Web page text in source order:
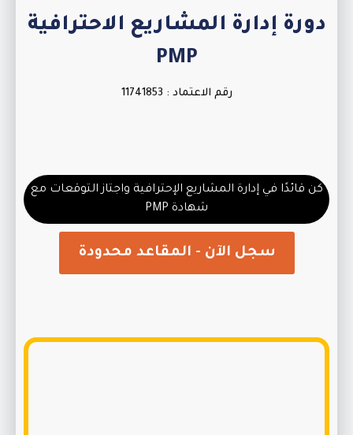
دورة إدارة المشاريع الاحترافية
PMP
رقم الاعتماد : 11741853
كن قائدًا في إدارة المشاريع الإحترافية واجتاز التوقعات مع
شهادة PMP
سجل الآن - المقاعد محدودة